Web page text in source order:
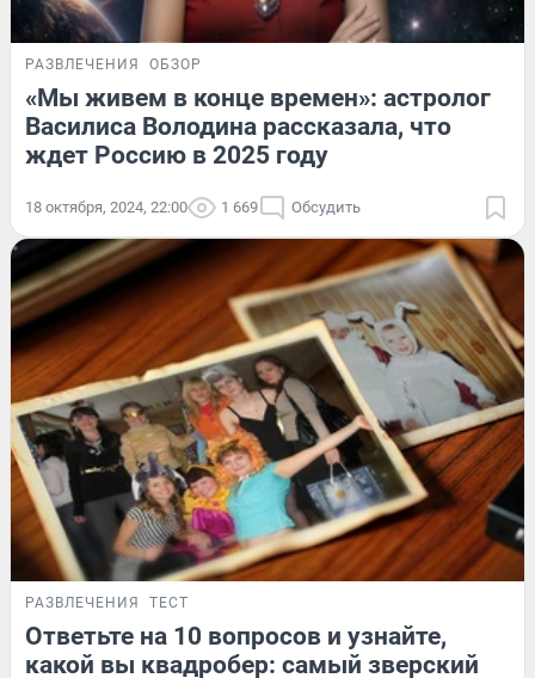
РАЗВЛЕЧЕНИЯ ОБЗОР
«Мы живем в конце времен»: астролог
Василиса Володина рассказала, что
ждет Россию в 2025 году
18 октября, 2024, 22:00 1 669 Обсудить
РАЗВЛЕЧЕНИЯ ТЕСТ
Ответьте на 10 вопросов и узнайте,
какой вы квадробер: самый зверский